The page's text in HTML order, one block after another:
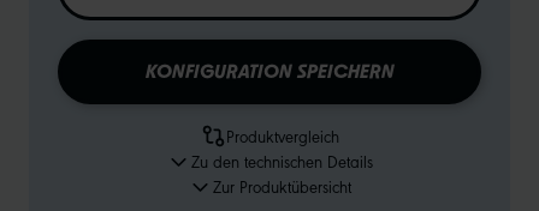
KONFIGURATION SPEICHERN
Produktvergleich
Zu den technischen Details
Zur Produktübersicht